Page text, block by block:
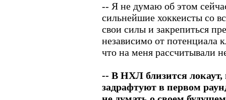
-- Я не думаю об этом
сильнейшие хоккеисты со
свои силы и закрепиться
независимо от потенциала
что на меня рассчитывали
-- В НХЛ близится локаут,
задрафтуют в первом